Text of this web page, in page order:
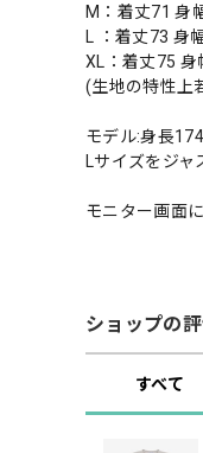
M：着丈71 身
L ：着丈73 身
XL：着丈75 身
(生地の特性上
モデル:身長
Lサイズをジャ
モニター画面
ショップの
すべて